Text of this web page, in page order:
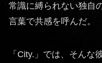
常識に縛られない独自
言葉で共感を呼んだ。
「City.」では、そんな